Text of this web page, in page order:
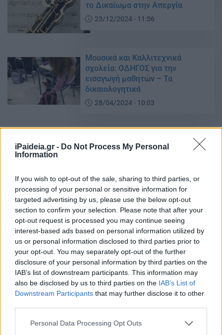
iPaideia.gr - Do Not Process My Personal
Information
If you wish to opt-out of the sale, sharing to third parties, or
processing of your personal or sensitive information for
targeted advertising by us, please use the below opt-out
section to confirm your selection. Please note that after your
opt-out request is processed you may continue seeing
interest-based ads based on personal information utilized by
us or personal information disclosed to third parties prior to
your opt-out. You may separately opt-out of the further
disclosure of your personal information by third parties on the
IAB’s list of downstream participants. This information may
also be disclosed by us to third parties on the IAB’s List of
Downstream Participants that may further disclose it to other
Please note that this website/app uses one or more Google
Personal Data Processing Opt Outs
το Δικαίωμα στην Απεργία
23/12/2024 - 11:56
Μουσικά και Καλλιτεχνικά
σχολεία: ΟΔΗΓΟΣ για την
εισαγωγή μαθητών – Τα
δικαιολογητικά
28/04/2024 - 10:03
Διαμαρτυρία από μαθητές
Μουσικών Σχολείων: Τα
29/11/2023 - 10:03
Καθηγητές: Να αλλάξει το
σύστημα μεταθέσεων –
αποσπάσεων στα Μουσικά
Σχολεία
06/04/2023 - 13:32
Καταγγελίες για μουσικά σχολεία:
Δείτε γιατί